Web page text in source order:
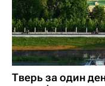
Тверь за один